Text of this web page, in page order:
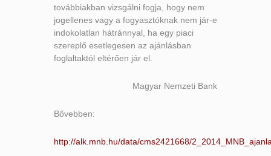
továbbiakban vizsgálni fogja, hogy nem
jogellenes vagy a fogyasztóknak nem jár-e
indokolatlan hátránnyal, ha egy piaci
szereplő esetlegesen az ajánlásban
foglaltaktól eltérően jár el.
Magyar Nemzeti Bank
Bővebben:
http://alk.mnb.hu/data/cms2421668/